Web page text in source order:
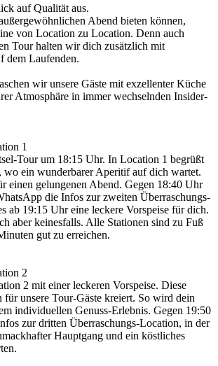
auf Qualität aus.
Abend bieten können,
von Location zu Location. Denn auch
Tour halten wir dich zusätzlich mit
dem Laufenden.
wir unsere Gäste mit exzellenter Küche
Atmosphäre in immer wechselnden Insider-
1
Tour um 18:15 Uhr. In Location 1 begrüßt
wo ein wunderbarer Aperitif auf dich wartet.
einen gelungenen Abend. Gegen 18:40 Uhr
die Infos zur zweiten Überraschungs-
ab 19:15 Uhr eine leckere Vorspeise für dich.
aber keinesfalls. Alle Stationen sind zu Fuß
gut zu erreichen.
2
2 mit einer leckeren Vorspeise. Diese
für unsere Tour-Gäste kreiert. So wird dein
individuellen Genuss-Erlebnis. Gegen 19:50
zur dritten Überraschungs-Location, in der
Hauptgang und ein köstliches